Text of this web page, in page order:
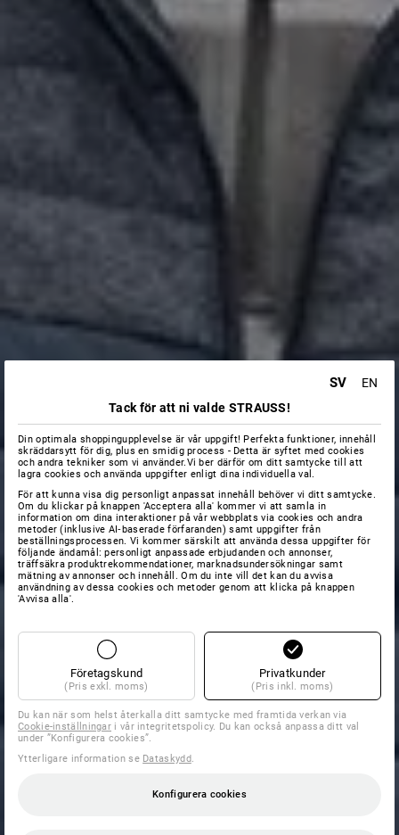
SV
EN
Tack för att ni valde STRAUSS!
Din optimala shoppingupplevelse är vår uppgift! Perfekta funktioner, innehåll
skräddarsytt för dig, plus en smidig process - Detta är syftet med cookies
och andra tekniker som vi använder.Vi ber därför om ditt samtycke till att
lagra cookies och använda uppgifter enligt dina individuella val.
För att kunna visa dig personligt anpassat innehåll behöver vi ditt samtycke.
Om du klickar på knappen 'Acceptera alla' kommer vi att samla in
information om dina interaktioner på vår webbplats via cookies och andra
metoder (inklusive AI‑baserade förfaranden) samt uppgifter från
beställningsprocessen. Vi kommer särskilt att använda dessa uppgifter för
följande ändamål: personligt anpassade erbjudanden och annonser,
träffsäkra produktrekommendationer, marknadsundersökningar samt
mätning av annonser och innehåll. Om du inte vill det kan du avvisa
användning av dessa cookies och metoder genom att klicka på knappen
'Avvisa alla'.
Företagskund
(Pris exkl. moms)
Privatkunder
(Pris inkl. moms)
Du kan när som helst återkalla ditt samtycke med framtida verkan via
Cookie-inställningar i vår integritetspolicy. Du kan också anpassa ditt val
under ”Konfigurera cookies”.
Ytterligare information se Dataskydd.
Konfigurera cookies